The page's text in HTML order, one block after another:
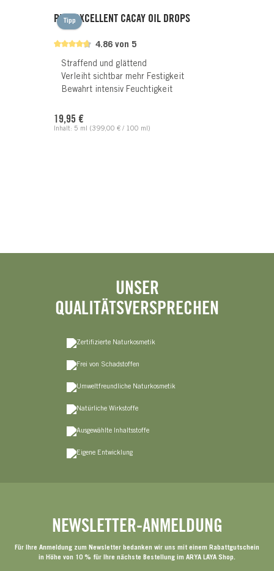
Tipp
4.86 von 5
PHYTOXCELLENT CACAY OIL DROPS
Straffend und glättend
Verleiht sichtbar mehr Festigkeit
Bewahrt intensiv Feuchtigkeit
Inhalt: 5 ml (399,00 € / 100 ml)
19,95 €
UNSER
QUALITÄTSVERSPRECHEN
NEWSLETTER-ANMELDUNG
Für Ihre Anmeldung zum Newsletter bedanken wir uns mit einem Rabattgutschein
in Höhe von 10 % für Ihre nächste Bestellung im ARYA LAYA Shop.